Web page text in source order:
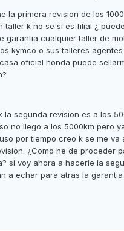
la primera revision de los
taller k no se si es filial ¿
garantia cualquier taller de
kymco o sus talleres
oficial honda puede
la segunda revision es a los
no llego a los 5000km pero
por tiempo creo k se me va
¿Como he de proceder
si voy ahora a hacerle la
a echar para atras la